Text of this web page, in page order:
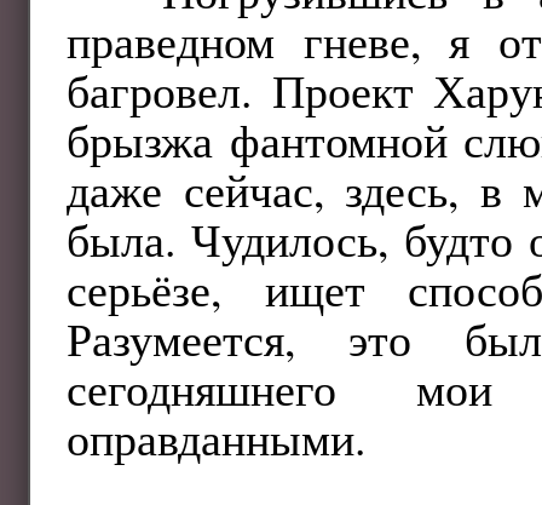
праведном гневе, я
багровел. Проект
брызжа фантомной
даже сейчас, здесь, в
была. Чудилось, будто
серьёзе, ищет
Разумеется, это
сегодняшнего
оправданными.